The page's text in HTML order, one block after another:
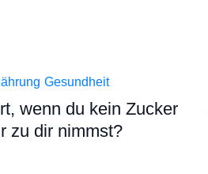
Gesundheit
wenn du kein Zucker
zu dir nimmst?